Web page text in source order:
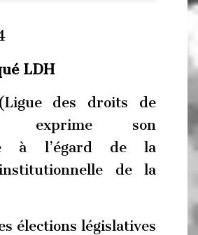
LDH
des droits de
exprime son
à l’égard de la
de la
élections législatives